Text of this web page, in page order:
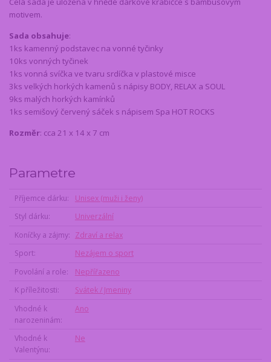
motivem.
Sada obsahuje:
1ks kamenný podstavec na vonné tyčinky
10ks vonných tyčinek
1ks vonná svíčka ve tvaru srdíčka v plastové misce
3ks velkých horkých kamenů s nápisy BODY, RELAX a SOUL
9ks malých horkých kamínků
1ks semišový červený sáček s nápisem Spa HOT ROCKS
Rozměr: cca 21 x 14 x 7 cm
Parametre
Příjemce dárku
Unisex (muži i ženy)
Styl dárku
Univerzální
Koníčky a zájmy
Zdraví a relax
Sport
Nezájem o sport
Povolání a role
Nepřířazeno
K příležitosti
Svátek / Jmeniny
Vhodné k
narozeninám
Ano
Vhodné k
Valentýnu
Ne